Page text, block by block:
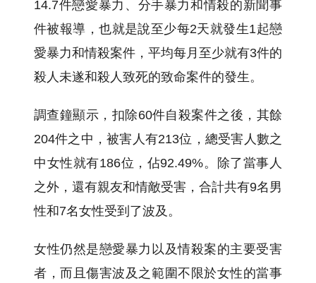
14.7件戀愛暴力、分手暴力和情殺的新聞事
件被報導，也就是說至少每2天就發生1起戀
愛暴力和情殺案件，平均每月至少就有3件的
殺人未遂和殺人致死的致命案件的發生。
調查鐘顯示，扣除60件自殺案件之後，其餘
204件之中，被害人有213位，總受害人數之
中女性就有186位，佔92.49%。除了當事人
之外，還有親友和情敵受害，合計共有9名男
性和7名女性受到了波及。
女性仍然是戀愛暴力以及情殺案的主要受害
者，而且傷害波及之範圍不限於女性的當事